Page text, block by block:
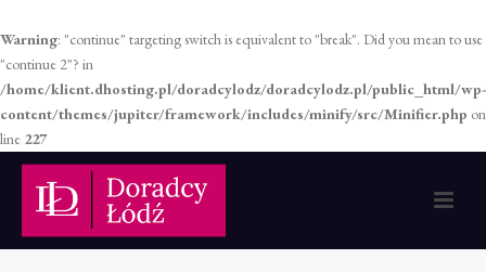
Warning: "continue" targeting switch is equivalent to "break". Did you mean to use
"continue 2"? in
/home/klient.dhosting.pl/doradcylodz/doradcylodz.pl/public_html/wp-
content/themes/jupiter/framework/includes/minify/src/Minifier.php on
line 227